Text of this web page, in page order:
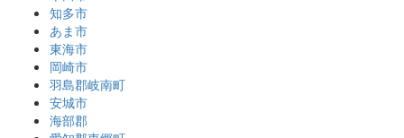
知多市
あま市
東海市
岡崎市
羽島郡岐南町
安城市
海部郡